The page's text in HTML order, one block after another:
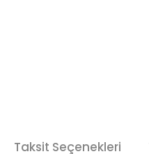
Taksit Seçenekleri